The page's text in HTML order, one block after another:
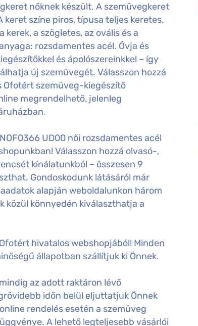
nőknek készült. A szemüvegkeret
színe piros, típusa teljes keretes.
kerek, a szögletes, az ovális és a
rozsdamentes acél. Óvja és
és ápolószereinkkel – így
új szemüvegét. Válasszon hozzá
Ofotért szemüveg-kiegészítő
megrendelhető, jelenleg
UD00 női rozsdamentes acél
Válasszon hozzá olvasó-,
kínálatunkból – összesen 9
Gondoskodunk látásáról már
alapján weboldalunkon három
közül könnyedén kiválaszthatja a
hivatalos webshopjából! Minden
állapotban szállítjuk ki Önnek.
az adott raktáron lévő
időn belül eljuttatjuk Önnek
rendelés esetén a szemüveg
A lehető legteljesebb vásárlói